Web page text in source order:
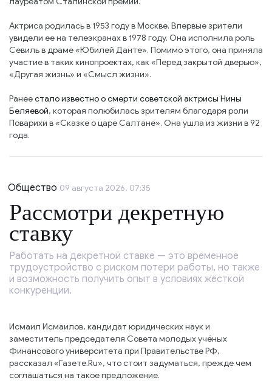
Актриса родилась в 1953 году в Москве. Впервые зрители
увидели ее на телеэкранах в 1978 году. Она исполнила роль
Севиль в драме «Юбилей Данте». Помимо этого, она приняла
участие в таких кинопроектах, как «Перед закрытой дверью»,
«Другая жизнь» и «Смысл жизни».
Ранеестало известно о смерти советской актрисы Нины
Беляевой, которая полюбилась зрителям благодаря роли
Поварихи в «Сказке о царе Салтане». Она ушла из жизни в 92
года.
Общество 09 августа 2026, 07:35
Рассмотри декретную
ставку
Работать на декретной ставке — это временное
трудоустройство с риском потери работы, но также
и возможность получить опыт в условиях жёсткой
конкуренции.
Исмаил Исмаилов, кандидат юридических наук и
заместитель председателя Совета молодых учёных
Финансового университета при Правительстве РФ,
рассказал «Газете.Ru», что стоит задуматься, прежде чем
соглашаться на такое предложение.